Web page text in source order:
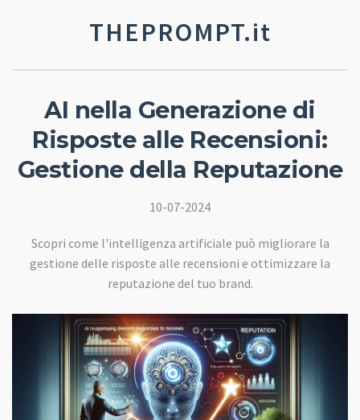
THEPROMPT.it
AI nella Generazione di
Risposte alle Recensioni:
Gestione della Reputazione
10-07-2024
Scopri come l'intelligenza artificiale può migliorare la
gestione delle risposte alle recensioni e ottimizzare la
reputazione del tuo brand.